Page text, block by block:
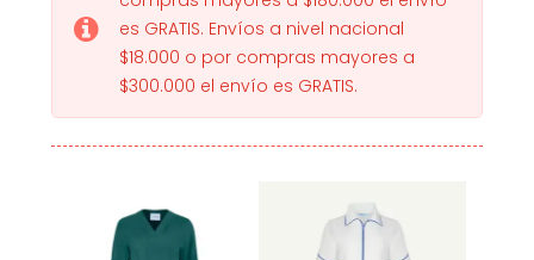
es GRATIS. Envíos a nivel nacional
$18.000 o por compras mayores a
$300.000 el envío es GRATIS.